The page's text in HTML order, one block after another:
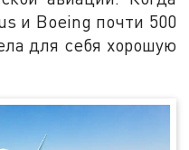
и Boeing почти 500
для себя хорошую